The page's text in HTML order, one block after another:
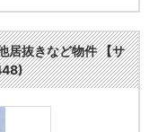
居抜きなど物件 【サ